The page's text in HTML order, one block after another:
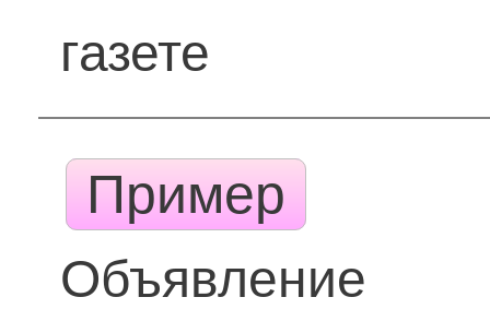
газете
Пример
Объявление